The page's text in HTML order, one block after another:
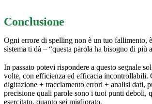
Conclusione
Ogni errore di spelling non è un tuo fallimento,
sistema ti dà – “questa parola ha bisogno di più
In passato potevi rispondere a questo segnale
volte, con efficienza ed efficacia incontrollabili.
digitazione + tracciamento errori + analisi dati,
precisione quali parole sono i tuoi punti deboli,
esercitato, quanto sei migliorato.